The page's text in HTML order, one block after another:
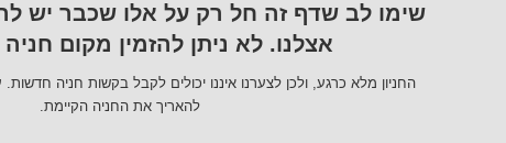
שימו לב שדף זה חל רק על אלו שכבר יש
אצלנו. לא ניתן להזמין מקום
החניון מלא כרגע, ולכן לצערנו איננו יכולים לקבל בקשות חניה
להאריך את החניה הקיימת.